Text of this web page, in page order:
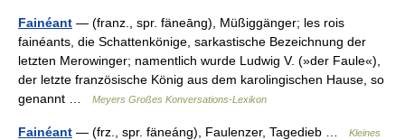
Fainéant — (franz., spr. fäneāng), Müßiggänger; les rois
fainéants, die Schattenkönige, sarkastische Bezeichnung der
letzten Merowinger; namentlich wurde Ludwig V. (»der Faule«),
der letzte französische König aus dem karolingischen Hause, so
genannt …
Meyers Großes Konversations-Lexikon
Fainéant — (frz., spr. fäneáng), Faulenzer, Tagedieb …
Kleines